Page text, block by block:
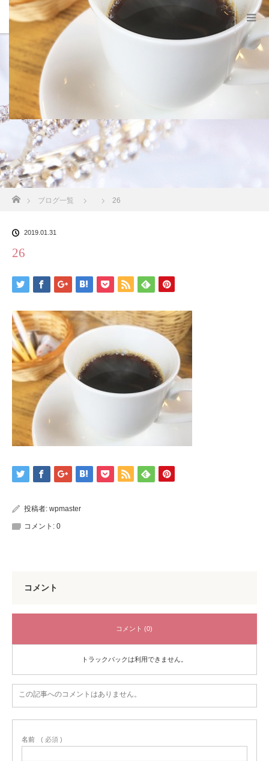
スタッフブログ
ブログ一覧 26
2019.01.31
26
投稿者: wpmaster
コメント: 0
コメント
コメント (0)
トラックバックは利用できません。
この記事へのコメントはありません。
名前 ( 必須 )